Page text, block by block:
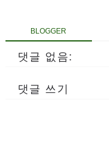
BLOGGER
댓글 없음:
댓글 쓰기